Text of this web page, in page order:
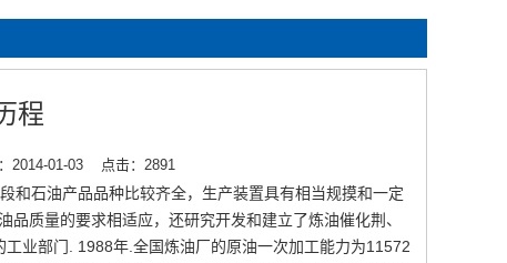
程
2014-01-03 点击：2891
和石油产品品种比较齐全，生产装置具有相当规摸和一定
质量的要求相适应，还研究开发和建立了炼油催化荆、
业部门. 1988年.全国炼油厂的原油一次加工能力为11572